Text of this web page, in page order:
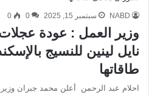
NABD سبتمبر 15, 2025 0
0
وزير العمل : عودة
نايل لينين للنسيج
طاقاتها
احلام عبد الرحمن أعلن محمد جبران وزير